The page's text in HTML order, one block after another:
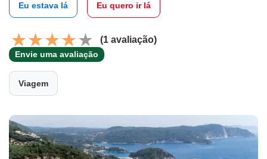
Eu estava lá Eu quero ir lá
(1 avaliação)
Envie uma avaliação
Viagem